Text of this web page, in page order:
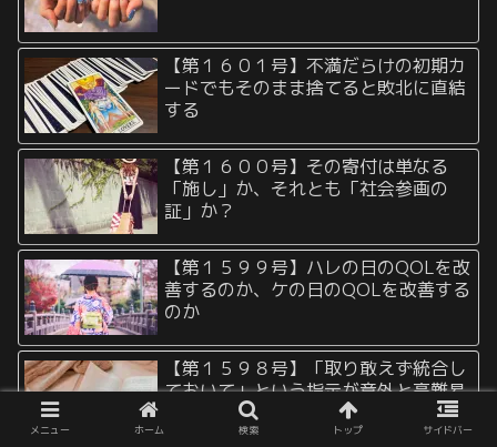
【第１６０１号】不満だらけの初期カ
ードでもそのまま捨てると敗北に直結
する
【第１６００号】その寄付は単なる
「施し」か、それとも「社会参画の
証」か？
【第１５９９号】ハレの日のQOLを改
善するのか、ケの日のQOLを改善する
のか
【第１５９８号】「取り敢えず統合し
ておいて」という指示が意外と高難易
メニュー ホーム 検索 トップ サイドバー